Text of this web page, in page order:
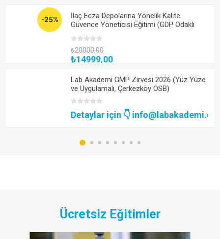
-25%
İlaç Ecza Depolarına Yönelik Kalite
Güvence Yöneticisi Eğitimi (GDP Odaklı
İle) (Kayıttan Hemen İzle)
₺20000,00
₺14999,00
Lab Akademi GMP Zirvesi 2026 (Yüz Yüze
ve Uygulamalı, Çerkezköy OSB)
Detaylar için 👇
Ücretsiz Eğitimler